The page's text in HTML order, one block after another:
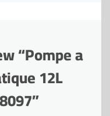
“Pompe a
12L